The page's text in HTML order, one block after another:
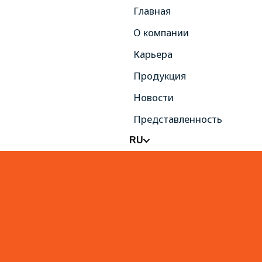
Главная
О компании
Карьера
Продукция
Новости
Представленность
RU